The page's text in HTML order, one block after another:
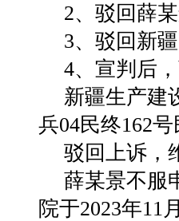
2、驳回薛
3、驳回新
4、宣判后
新疆生产建
兵04民终162号
驳回上诉，
薛某景不服
院于2023年11